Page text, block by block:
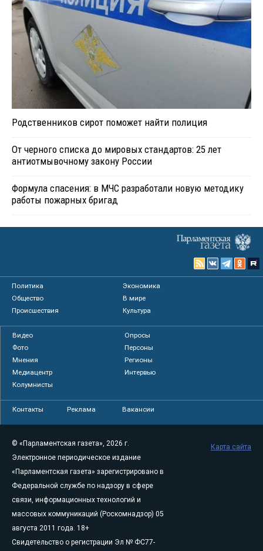
Родственников сирот поможет найти полиция
От черного списка до мировых стандартов: 25 лет
антиотмывочному закону России
Формула спасения: в МЧС разработали новую методику
работы пожарных бригад
Политика
Экономика
Общество
В мире
Происшествия
Культура
Видео
Опросы
Фото
Персоны
Мнения
Регионы
Медиацентр
Интервью
Колумнисты
Контакты Реклама Вакансии
© «Парламентская газета», 2026 г.
Электронное периодическое издание
«Парламентская газета» зарегистрировано в
Федеральной службе по надзору в сфере
связи, информационных технологий и
массовых коммуникаций (Роскомнадзор) 05
августа 2011 года. 18+
Свидетельство о регистрации Эл № ФС77-
Карта сайта